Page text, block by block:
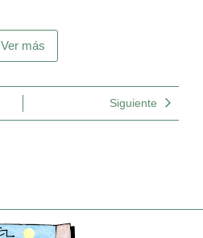
Ver más
Siguiente